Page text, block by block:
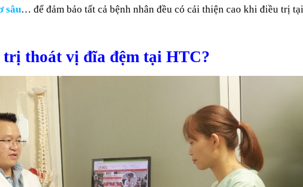
sâu… để đảm bảo tất cả bệnh nhân đều có cải thiện cao khi điều trị
trị thoát vị đĩa đệm tại HTC?